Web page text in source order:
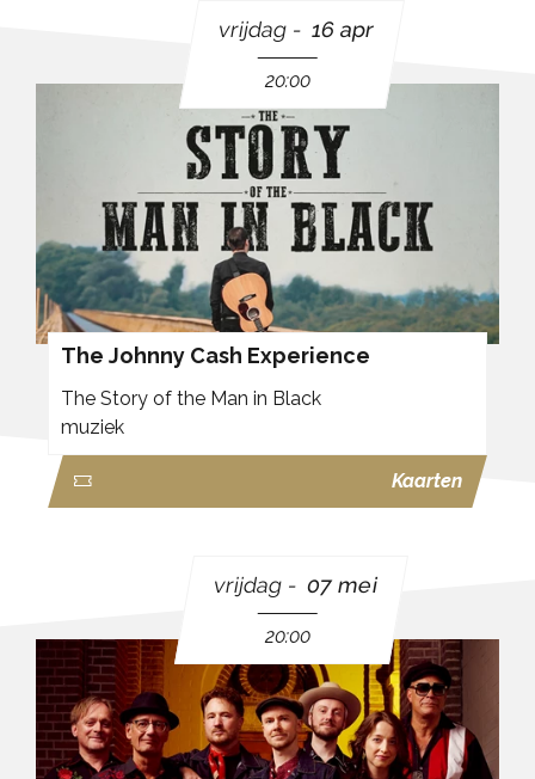
vrijdag 16 apr
20:00
The Johnny Cash Experience
The Story of the Man in Black
muziek
Kaarten
vrijdag 07 mei
20:00